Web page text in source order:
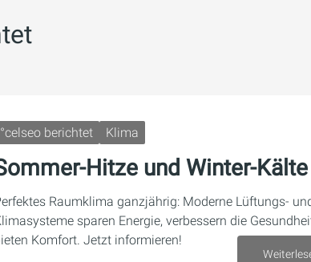
°celseo berichtet Klima
Hitze und Winter-Kälte
Raumklima ganzjährig: Moderne Lüftungs-
sparen Energie, verbessern die
Komfort. Jetzt informieren!